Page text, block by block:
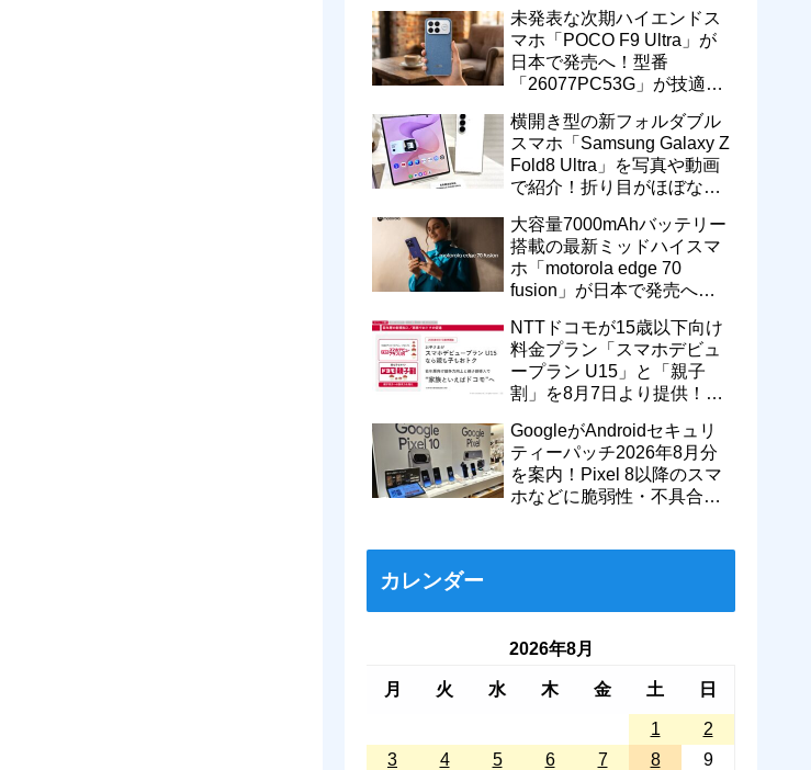
交換なども
未発表な次期ハイエンドス
マホ「POCO F9 Ultra」が
日本で発売へ！型番
「26077PC53G」が技適通
テリー搭載に
横開き型の新フォルダブル
スマホ「Samsung Galaxy Z
Fold8 Ultra」を写真や動画
で紹介！折り目がほぼない
ト】
大容量7000mAhバッテリー
搭載の最新ミッドハイスマ
ホ「motorola edge 70
fusion」が日本で発売へ！
過
NTTドコモが15歳以下向け
料金プラン「スマホデビュ
ープラン U15」と「親子
割」を8月7日より提供！親
550円割引に
GoogleがAndroidセキュリ
ティーパッチ2026年8月分
を案内！Pixel 8以降のスマ
ホなどに脆弱性・不具合の
カレンダー
2026年8月
月 火 水 木 金 土 日
1
2
3
4 5 6 7 8 9